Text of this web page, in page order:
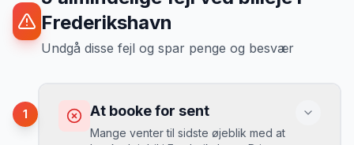
Frederikshavn
Undgå disse fejl og spar penge og besvær
1 At booke for sent
Mange venter til sidste øjeblik med at